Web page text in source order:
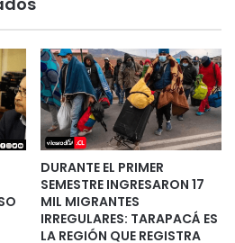
DURANTE EL PRIMER
SEMESTRE INGRESARON 17
MIL MIGRANTES
IRREGULARES: TARAPACÁ ES
LA REGIÓN QUE REGISTRA